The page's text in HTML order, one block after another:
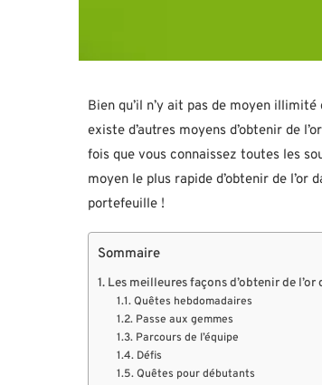
Bien qu’il n’y ait pas de moyen
existe d’autres moyens d’obtenir de
fois que vous connaissez toutes les
moyen le plus rapide d’obtenir de l’or
portefeuille !
Sommaire
Les meilleures façons d’obtenir de l’or
Quêtes hebdomadaires
Passe aux gemmes
Parcours de l’équipe
Défis
Quêtes pour débutants